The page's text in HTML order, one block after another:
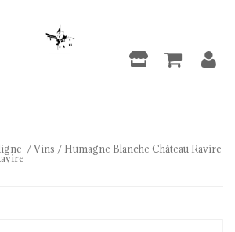
/Vins / Humagne Blanche Château Ravire